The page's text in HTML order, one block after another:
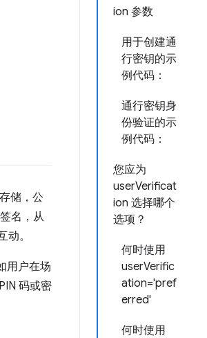
ion 参数
用于创建通
行密钥的示
例代码：
通行密钥身
份验证的示
例代码：
您应为
userVerificat
ion 选择哪个
选项？
何时使用
userVerific
ation='pref
erred'
何时使用
储，公
名，从
。
用户在场
码或密